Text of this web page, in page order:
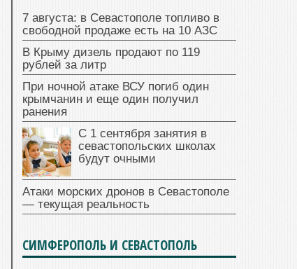
7 августа: в Севастополе топливо в
свободной продаже есть на 10 АЗС
В Крыму дизель продают по 119
рублей за литр
При ночной атаке ВСУ погиб один
крымчанин и еще один получил
ранения
С 1 сентября занятия в
севастопольских школах
будут очными
Атаки морских дронов в Севастополе
— текущая реальность
СИМФЕРОПОЛЬ И СЕВАСТОПОЛЬ